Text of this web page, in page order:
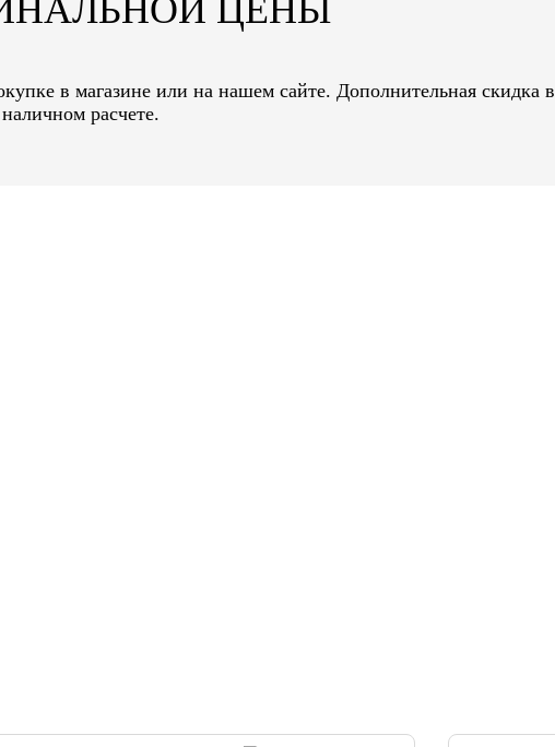
ЦЕНЫ
в магазине или на нашем сайте. Дополнительная скидка в
расчете.